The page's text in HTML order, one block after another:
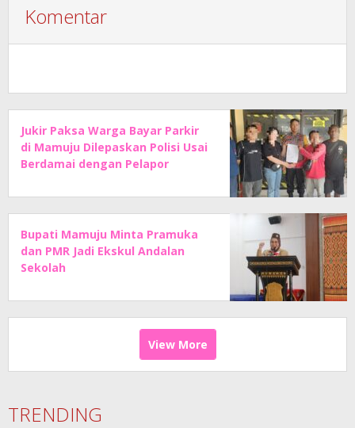
Komentar
Jukir Paksa Warga Bayar Parkir
di Mamuju Dilepaskan Polisi Usai
Berdamai dengan Pelapor
Bupati Mamuju Minta Pramuka
dan PMR Jadi Ekskul Andalan
Sekolah
View More
TRENDING